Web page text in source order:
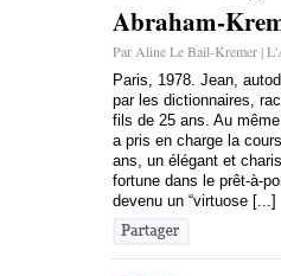
Abraham-
Par Aline Le Bail-Kremer |
Paris, 1978. Jean,
par les dictionnaires,
fils de 25 ans. Au
a pris en charge la
ans, un élégant et
fortune dans le prêt-à-
devenu un “virtuose [...]